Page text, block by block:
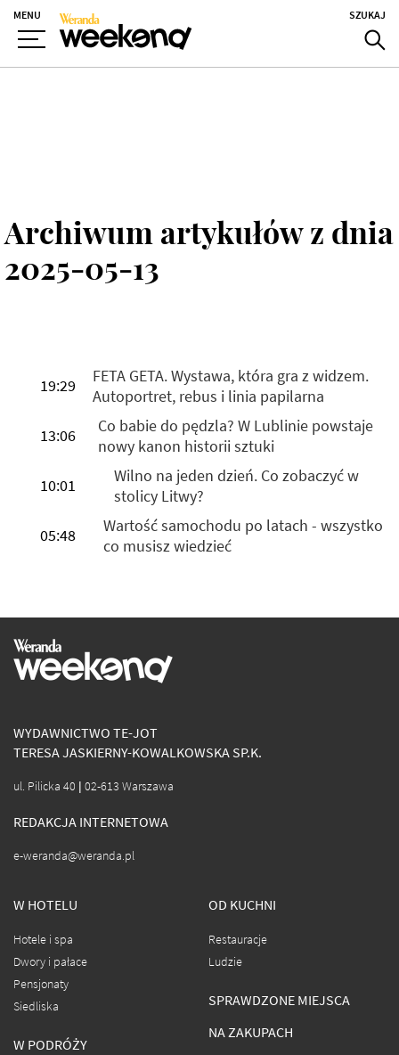
MENU SZUKAJ
Archiwum artykułów z dnia
2025-05-13
19:29
FETA GETA. Wystawa, która gra z widzem.
Autoportret, rebus i linia papilarna
13:06
Co babie do pędzla? W Lublinie powstaje
nowy kanon historii sztuki
10:01
Wilno na jeden dzień. Co zobaczyć w
stolicy Litwy?
05:48
Wartość samochodu po latach - wszystko
co musisz wiedzieć
WYDAWNICTWO TE-JOT
TERESA JASKIERNY-KOWALKOWSKA SP.K.
ul. Pilicka 40 | 02-613 Warszawa
REDAKCJA INTERNETOWA
e-weranda@weranda.pl
W HOTELU
Hotele i spa
Dwory i pałace
Pensjonaty
Siedliska
W PODRÓŻY
OD KUCHNI
Restauracje
Ludzie
SPRAWDZONE MIEJSCA
NA ZAKUPACH